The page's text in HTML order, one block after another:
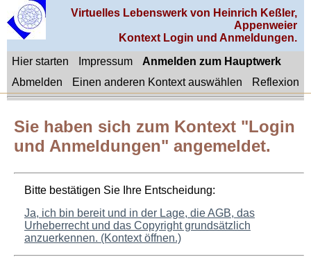
Virtuelles Lebenswerk von Heinrich Keßler,
Appenweier
Kontext Login und Anmeldungen.
Hier starten
Impressum
Anmelden zum Hauptwerk
Abmelden
Einen anderen Kontext auswählen Reflexion
Sie haben sich zum Kontext "Login
und Anmeldungen" angemeldet.
Bitte bestätigen Sie Ihre Entscheidung:
Ja, ich bin bereit und in der Lage, die AGB, das
Urheberrecht und das Copyright grundsätzlich
anzuerkennen. (Kontext öffnen.)